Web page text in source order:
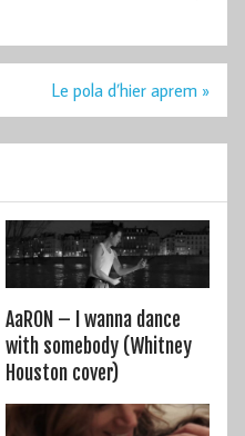
Le pola d’hier aprem »
AaRON – I wanna dance
with somebody (Whitney
Houston cover)